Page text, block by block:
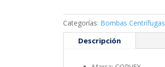
Categorías: Bombas Centrífugas
Descripción